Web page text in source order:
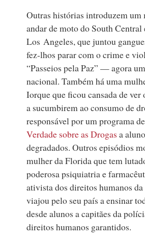
Outras histórias introduzem um
andar de moto do South Central
Los Angeles, que juntou
fez‑lhos parar com o crime e
“Passeios pela Paz” — agora
nacional. Também há uma
Iorque que ficou cansada de ver
a sucumbirem ao consumo de
responsável por um programa
Verdade sobre as Drogas a
degradados. Outros episódios
mulher da Florida que tem
poderosa psiquiatria e
ativista dos direitos humanos
viajou pelo seu país a ensinar
desde alunos a capitães da
direitos humanos garantidos.